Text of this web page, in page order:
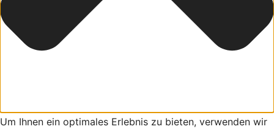
Um Ihnen ein optimales Erlebnis zu bieten, verwenden wir